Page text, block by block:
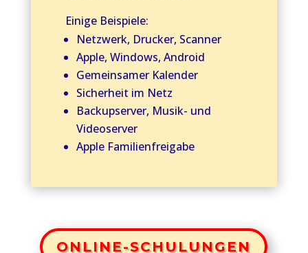
Einige Beispiele:
Netzwerk, Drucker, Scanner
Apple, Windows, Android
Gemeinsamer Kalender
Sicherheit im Netz
Backupserver, Musik- und
Videoserver
Apple Familienfreigabe
ONLINE-SCHULUNGEN